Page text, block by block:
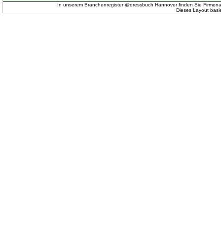
In unserem Branchenregister @dressbuch Hannover finden Sie
Dieses Layout